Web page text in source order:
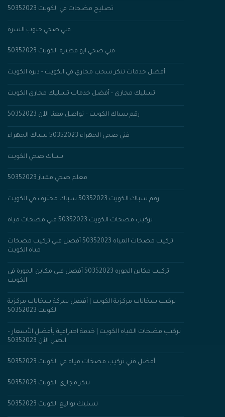
تصليح مضخات في الكويت 50352023
فني صحي جنوب السرة
فني صحي ابو فطيرة الكويت 50352023
أفضل خدمات تنكر سحب مجاري في الكويت - ديرة الكويت
تسليك مجاري - أفضل خدمات تسليك مجاري الكويت
رقم سباك الكويت – تواصل معنا الآن 50352023
فني صحي الجهراء 50352023 سباك الجهراء
سباك صحي الكويت
معلم صحي ممتاز 50352023
رقم سباك الكويت 50352023 سباك محترف في الكويت
تركيب مضخات الكويت 50352023 فني مضخات مياه
تركيب مضخات المياه 50352023 أفضل فني تركيب مضخات
مياه الكويت
تركيب مكاين الجوره 50352023 أفضل فني مكاين الجورة في
الكويت
تركيب سخانات مركزية الكويت | أفضل شركة سخانات مركزية
الكويت 50352023
تركيب مضخات المياه الكويت | خدمة احترافية بأفضل الأسعار –
اتصل الآن 50352023
أفضل فني تركيب مضخات مياه في الكويت 50352023
تنكر مجارى الكويت 50352023
تسليك بواليع الكويت 50352023